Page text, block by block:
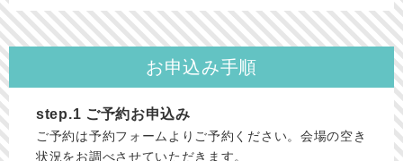
お申込み手順
step.1 ご予約お申込み
ご予約は予約フォームよりご予約ください。会場の空き
状況をお調べさせていただきます。